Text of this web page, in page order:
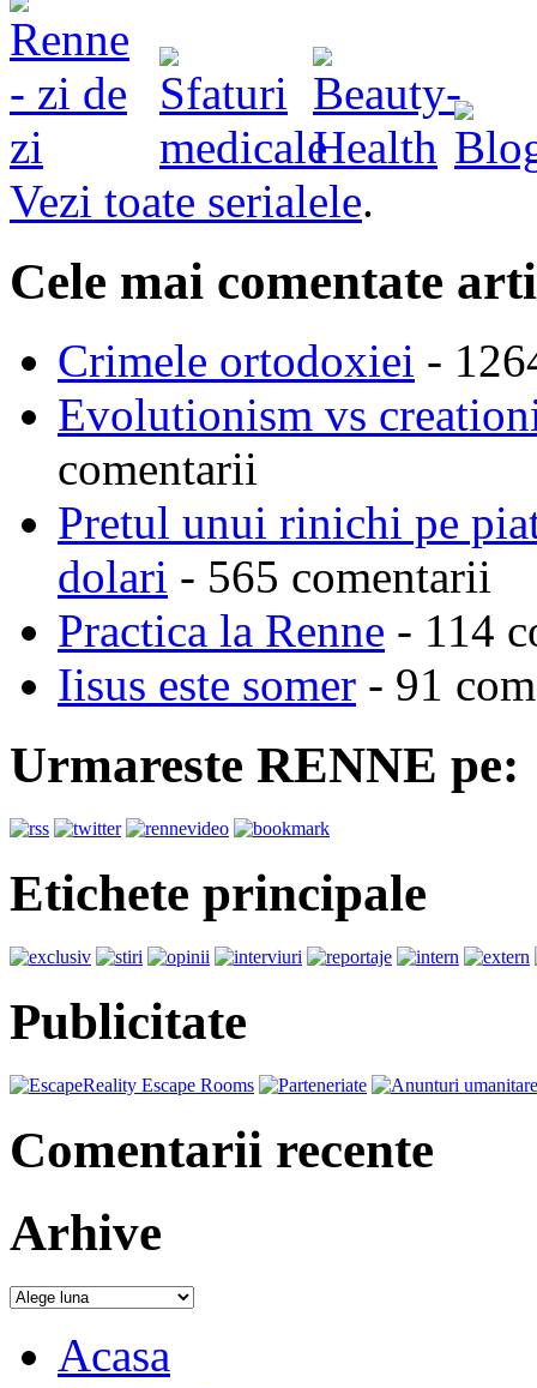
Vezi toate serialele.
Cele mai comentate
Crimele ortodoxiei -
Evolutionism vs
comentarii
Pretul unui rinichi pe
dolari - 565 comentarii
Practica la Renne - 114
Iisus este somer - 91
Urmareste RENNE pe:
Etichete principale
Publicitate
Comentarii recente
Arhive
Acasa